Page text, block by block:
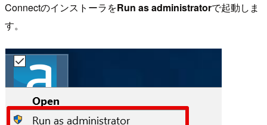
ConnectのインストーラをRun as administratorで起動しま
す。